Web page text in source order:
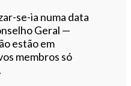
se-ia numa data
Geral —
estão em
membros só